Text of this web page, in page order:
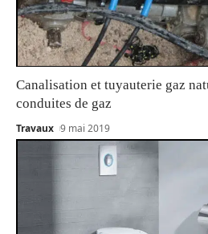
Canalisation et tuyauterie gaz
conduites de gaz
Travaux 9 mai 2019